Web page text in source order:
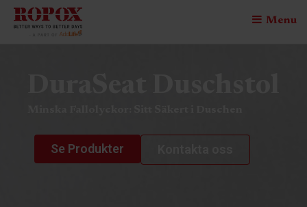
Menu
Se Produkter